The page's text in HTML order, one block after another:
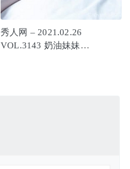
秀人网 – 2021.02.26
VOL.3143 奶油妹妹